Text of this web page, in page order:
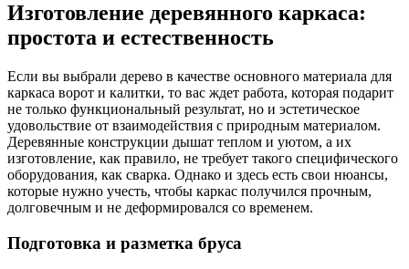
Изготовление деревянного каркаса:
простота и естественность
Если вы выбрали дерево в качестве основного материала для
каркаса ворот и калитки, то вас ждет работа, которая подарит
не только функциональный результат, но и эстетическое
удовольствие от взаимодействия с природным материалом.
Деревянные конструкции дышат теплом и уютом, а их
изготовление, как правило, не требует такого специфического
оборудования, как сварка. Однако и здесь есть свои нюансы,
которые нужно учесть, чтобы каркас получился прочным,
долговечным и не деформировался со временем.
Подготовка и разметка бруса